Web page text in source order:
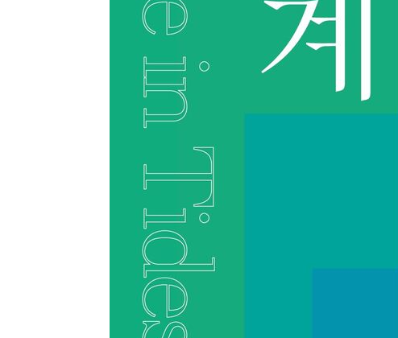
[속보]與 당대표 경선, 경북 권리당원 투표 김민석 47.37%·정청래
[속보]與 당대표 경선, 대구 권리당원 투표 정청래 47.82%·김민석
[속보]與 당대표 경선, 강원 권리당원 투표 김민석 승리…50.30%
"일본축구협회, 대한축구협회 성 접대 의혹 심판 조사"
[속보]장은수, KLPGA 제주삼다수 역전 우승…데뷔 10년 차에 첫
"얼마나 더웠으면"…안동 물길공원서 헤엄친 구렁이 '소동'
손흥민, 68분 뛰고 2경기 침묵…LAFC, 톨루카에 1-0 승리(종합)
'2경기 연속 침묵' 손흥민, 톨루카전 68분만 뛰고 슈팅 0개
이강인, 오늘 서울서 AT마드리드 입단식…'전례 없는 특급대우'
'여긴 20도, 저긴 50도'…열화상 카메라로 본 폭염 저감시설 '온도차'
콜롬비아 신임 우파 대통령 취임 하루만에 차량폭탄 폭발 사건
튀르키예 외무장관, "메카 3국 방위협정은 이란이 목표 아냐 " 밝혀
이군이 불법 군시설 건설한 레바논 남부에서 레바논군 3명 폭발로 부상
[속보]美중부 사령관, 이스라엘 긴급방문 다중화된 전선 상황 논의